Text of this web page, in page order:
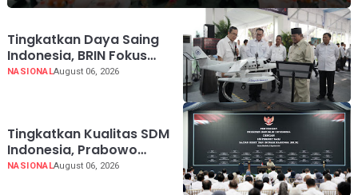
Tingkatkan Daya Saing
Indonesia, BRIN Fokus
Kembangkan Teknologi
NASIONALAugust 06, 2026
Tingkatkan Kualitas SDM
Indonesia, Prabowo
Bangun Sekolah Unggulan
NASIONALAugust 06, 2026